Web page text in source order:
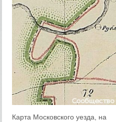
Карта Московского уезда, на